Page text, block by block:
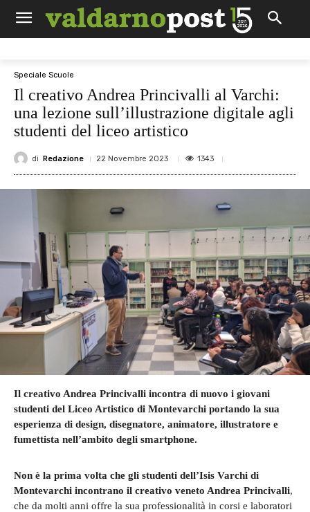
Speciale Scuole
Il creativo Andrea Princivalli al Varchi:
una lezione sull’illustrazione digitale agli
studenti del liceo artistico
di Redazione 22 Novembre 2023 1343
Il creativo Andrea Princivalli incontra di nuovo i giovani
studenti del Liceo Artistico di Montevarchi portando la sua
esperienza di design, disegnatore, animatore, illustratore e
fumettista nell’ambito degli smartphone.
Non è la prima volta che gli studenti dell’Isis Varchi di
Montevarchi incontrano il creativo veneto Andrea Princivalli,
che da molti anni offre la sua professionalità in corsi e laboratori